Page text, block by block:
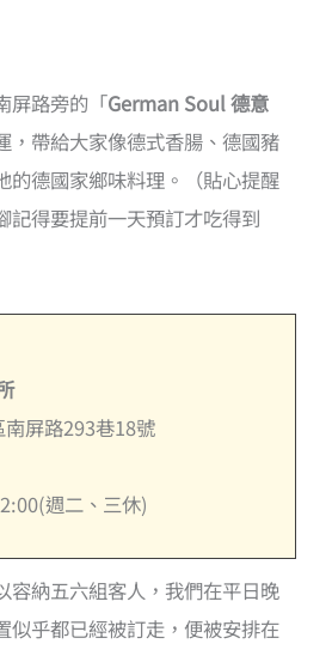
屏路旁的「German Soul 德意
，帶給大家像德式香腸、德國豬
的德國家鄉味料理。（貼心提醒
記得要提前一天預訂才吃得到
屏路293巷18號
週二、三休)
容納五六組客人，我們在平日晚
似乎都已經被訂走，便被安排在